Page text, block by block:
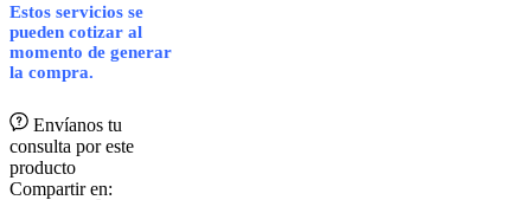
Estos servicios se
pueden cotizar al
momento de generar
la compra.
Envíanos tu
consulta por este
producto
Compartir en: